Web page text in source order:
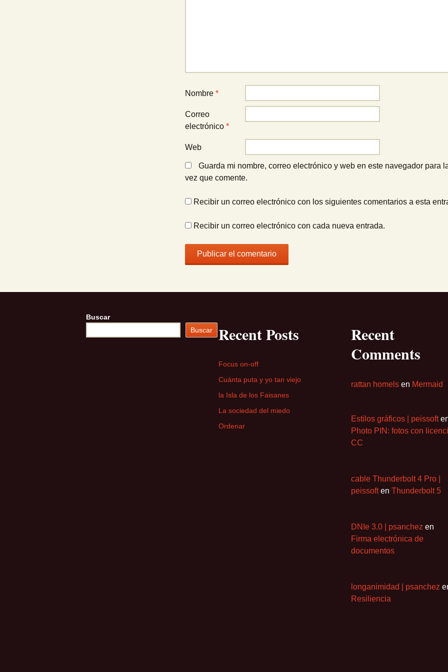
Nombre *
Correo
electrónico *
Web
Guarda mi nombre, correo electrónico y web en este navegador para
vez que comente.
Recibir un correo electrónico con los siguientes comentarios a esta
Recibir un correo electrónico con cada nueva entrada.
Buscar
Buscar
Recent Posts
Focus on-off
Cuánta puta y yo tan viejo
la Isla de los Faisanes
La sociedad del miedo
Ordenar
Recent
Comments
rattan homels en Mermaid
Estilos gráficos | peissoft
Photo PIN: fotos con
CC
cable Thunderbolt 4 Pro |
peissoften Thunderbolt 5
DNIe 3.0 | psanchez en
Firma electrónica de
documentos
longanimidad | psanchez
Resiliencia